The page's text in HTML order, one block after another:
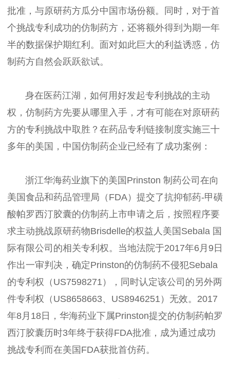
批准，与原研药方瓜分中国市场份额。同时，对于首
个挑战专利成功的仿制药方，还将额外得到为期一年
半的数据保护期红利。面对如此巨大的利益诱惑，仿
制药方自然会跃跃欲试。
身在医药江湖，如何用好发起专利挑战的主动
权，仿制药方先要从哪里入手，才有可能在对原研药
方的专利挑战中取胜？在药品专利链接制度实施三十
多年的美国，中国仿制药企业已经有了成功案例：
浙江华海药业旗下的美国Prinston 制药公司在向
美国食品和药品管理局（FDA）提交了抗抑郁药-甲磺
酸帕罗西汀胶囊的仿制药上市申请之后，按照程序要
求主动挑战原研药物Brisdelle的权益人美国Sebala 国
际有限公司的相关专利权。当地法院于2017年6月9日
作出一审判决，确定Prinston的仿制药不侵犯Sebala
的专利权（US7598271），同时认定该公司的另外两
件专利权（US8658663、US8946251）无效。2017
年8月18日，华海药业下属Prinston提交的仿制药帕罗
西汀胶囊历时3年终于获得FDA批准，成为通过成功
挑战专利而在美国FDA获批首仿药。